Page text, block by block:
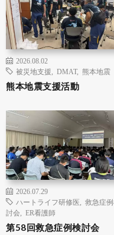
2026.08.02
被災地支援
DMAT, 熊本地震
熊本地震支援活動
2026.07.29
ハートライフ研修医
救急症例
討会
ER看護師
第58回救急症例検討会